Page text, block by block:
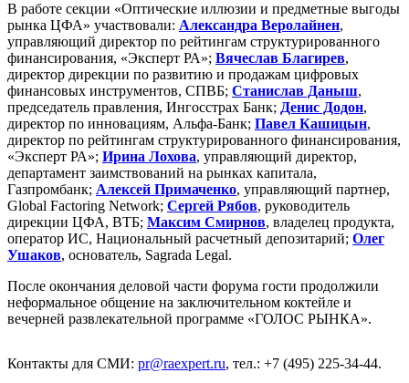
В работе секции «Оптические иллюзии и предметные выгоды
рынка ЦФА» участвовали: Александра Веролайнен,
управляющий директор по рейтингам структурированного
финансирования, «Эксперт РА»; Вячеслав Благирев,
директор дирекции по развитию и продажам цифровых
финансовых инструментов, СПВБ; Станислав Даныш,
председатель правления, Ингосстрах Банк; Денис Додон,
директор по инновациям, Альфа-Банк; Павел Кашицын,
директор по рейтингам структурированного финансирования,
«Эксперт РА»; Ирина Лохова, управляющий директор,
департамент заимствований на рынках капитала,
Газпромбанк; Алексей Примаченко, управляющий партнер,
Global Factoring Network; Сергей Рябов, руководитель
дирекции ЦФА, ВТБ; Максим Смирнов, владелец продукта,
оператор ИС, Национальный расчетный депозитарий; Олег
Ушаков, основатель, Sagrada Legal.
После окончания деловой части форума гости продолжили
неформальное общение на заключительном коктейле и
вечерней развлекательной программе «ГОЛОС РЫНКА».
Контакты для СМИ: pr@raexpert.ru, тел.: +7 (495) 225-34-44.